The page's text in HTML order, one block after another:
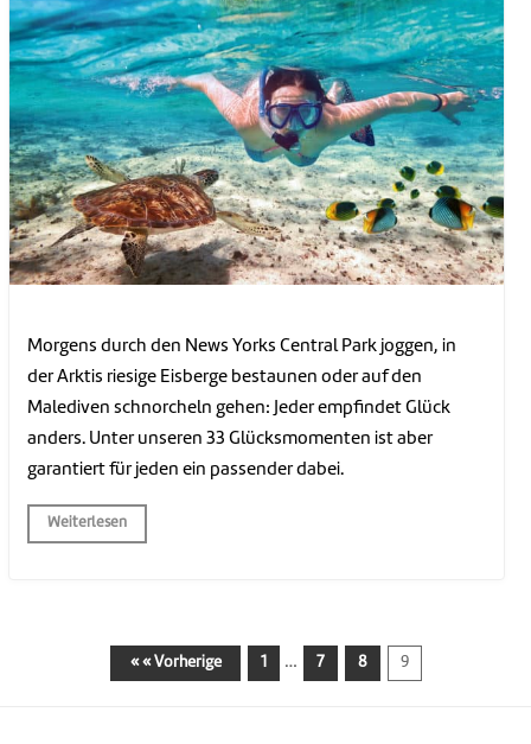
Morgens durch den News Yorks Central Park joggen, in
der Arktis riesige Eisberge bestaunen oder auf den
Malediven schnorcheln gehen: Jeder empfindet Glück
anders. Unter unseren 33 Glücksmomenten ist aber
garantiert für jeden ein passender dabei.
Weiterlesen
« « Vorherige … 7 8 9